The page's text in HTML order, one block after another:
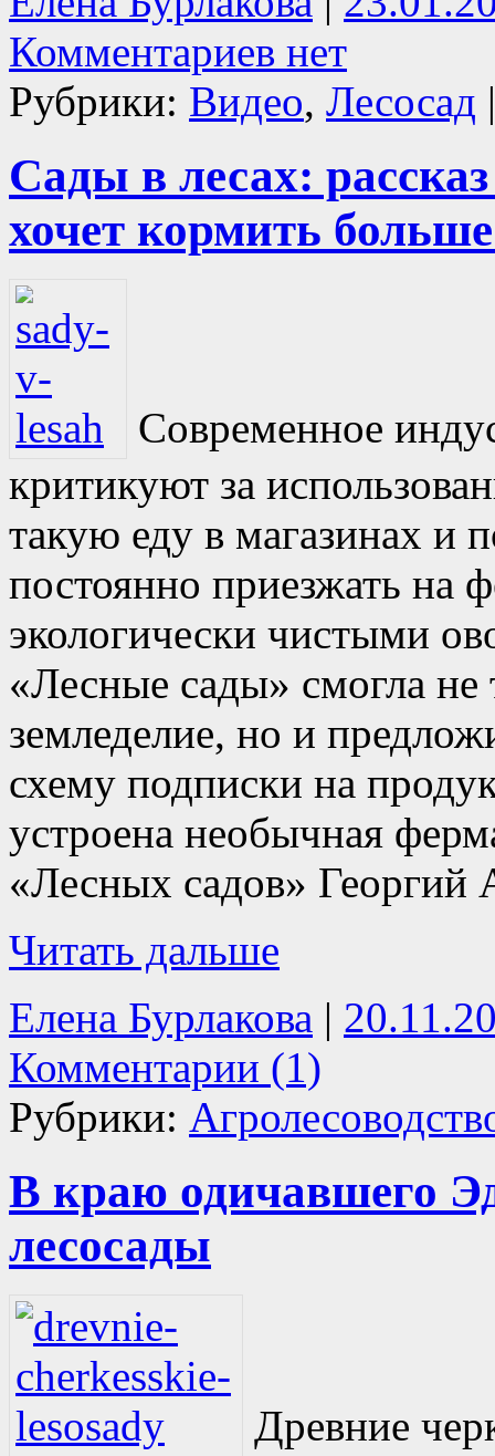
Комментариев нет
Рубрики: Видео, Лесосад |
Сады в лесах:
хочет кормить
Современное
критикуют за
такую еду в магазинах и
постоянно приезжать на
экологически чистыми
«Лесные сады» смогла не
земледелие, но и
схему подписки на
устроена необычная
«Лесных садов» Георгий
Читать дальше
Елена Бурлакова |
Комментарии (1)
Рубрики:
В краю одичавшего
лесосады
Древние